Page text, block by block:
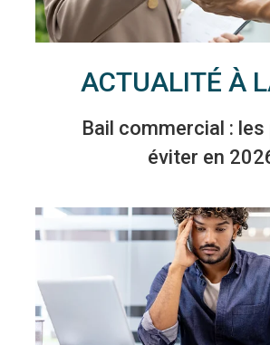
ACTUALITÉ À
Bail commercial : les
éviter en